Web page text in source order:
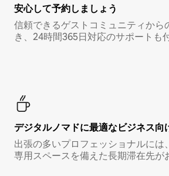
安心して予約しましょう
信頼できるゲストコミュニティから
き、24時間365日対応のサポートも
デジタルノマド⁠に最⁠適⁠なビ⁠ジ⁠ネ⁠ス⁠向⁠
出張の多いプロフェッショナルには
専用スペースを備えた長期滞在先が